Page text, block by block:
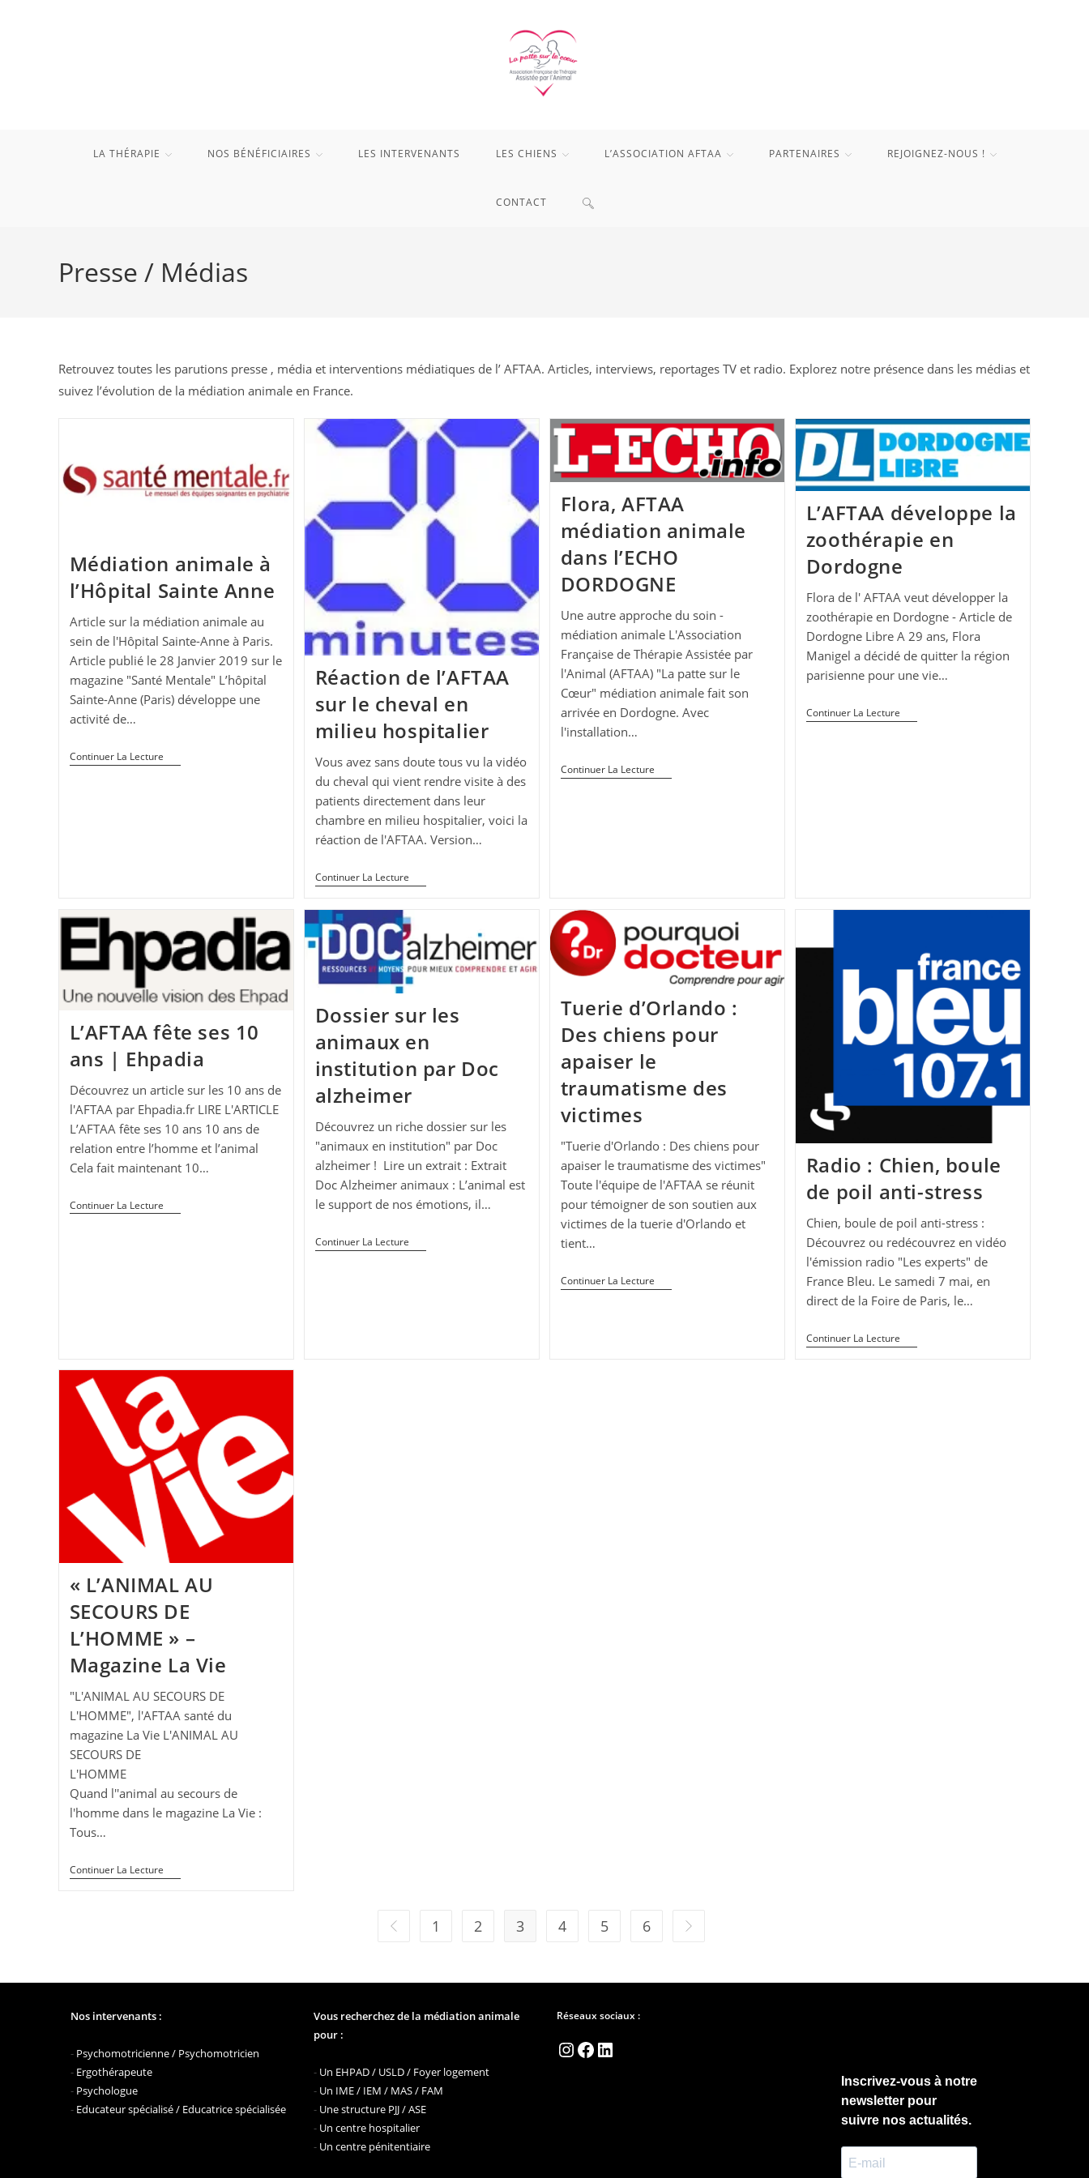
LA THÉRAPIE NOS BÉNÉFICIAIRES LES INTERVENANTS LES CHIENS L’ASSOCIATION AFTAA PARTENAIRES REJOIGNEZ-NOUS !
CONTACT TOGGLE
Presse / Médias
Retrouvez toutes les parutions presse , média et interventions médiatiques de l’ AFTAA. Articles, interviews, reportages TV et radio. Explorez notre présence dans les médias et
suivez l’évolution de la médiation animale en France.
Médiation animale à
l’Hôpital Sainte Anne
Article sur la médiation animale au
sein de l'Hôpital Sainte-Anne à Paris.
Article publié le 28 Janvier 2019 sur le
magazine "Santé Mentale" L’hôpital
Sainte-Anne (Paris) développe une
activité de…
Continuer La LectureMédiation
Animale
Réaction de l’AFTAA
sur le cheval en
milieu hospitalier
Vous avez sans doute tous vu la vidéo
du cheval qui vient rendre visite à des
patients directement dans leur
chambre en milieu hospitalier, voici la
réaction de l'AFTAA. Version…
Continuer La LectureRéaction
De
Sur
Le
Cheval
En
Milieu
Hospitalier
Flora, AFTAA
médiation animale
dans l’ECHO
DORDOGNE
Une autre approche du soin -
médiation animale L'Association
Française de Thérapie Assistée par
l'Animal (AFTAA) "La patte sur le
Cœur" médiation animale fait son
arrivée en Dordogne. Avec
l'installation…
Continuer La LectureFlora,
AFTAA
L’AFTAA développe la
zoothérapie en
Dordogne
Flora de l' AFTAA veut développer la
zoothérapie en Dordogne - Article de
Dordogne Libre A 29 ans, Flora
Manigel a décidé de quitter la région
parisienne pour une vie…
Continuer La LectureL’AFTAA
Développe
L’AFTAA fête ses 10
ans | Ehpadia
Découvrez un article sur les 10 ans de
l'AFTAA par Ehpadia.fr LIRE L'ARTICLE
L’AFTAA fête ses 10 ans 10 ans de
relation entre l’homme et l’animal
Cela fait maintenant 10…
Continuer La LectureL’AFTAA
Fête
Dossier sur les
animaux en
institution par Doc
alzheimer
Découvrez un riche dossier sur les
"animaux en institution" par Doc
alzheimer ! Lire un extrait : Extrait
Doc Alzheimer animaux : L’animal est
le support de nos émotions, il…
Continuer La LectureDossier
Sur
Tuerie d’Orlando :
Des chiens pour
apaiser le
traumatisme des
victimes
"Tuerie d'Orlando : Des chiens pour
apaiser le traumatisme des victimes"
Toute l'équipe de l'AFTAA se réunit
pour témoigner de son soutien aux
victimes de la tuerie d'Orlando et
tient…
Continuer La LectureTuerie
D’Orlando
Radio : Chien, boule
de poil anti-stress
Chien, boule de poil anti-stress :
Découvrez ou redécouvrez en vidéo
l'émission radio "Les experts" de
France Bleu. Le samedi 7 mai, en
direct de la Foire de Paris, le…
Continuer La LectureRadio
:
« L’ANIMAL AU
SECOURS DE
L’HOMME » –
Magazine La Vie
"L'ANIMAL AU SECOURS DE
L'HOMME", l'AFTAA santé du
magazine La Vie L'ANIMAL AU
SECOURS DE
L'HOMME
Quand l''animal au secours de
l'homme dans le magazine La Vie :
Tous…
Continuer La Lecture« L’ANIMAL
AU
Go to the previous page
1 2 3 4 5 6 Aller à la page suivante
Nos intervenants :
- Psychomotricienne / Psychomotricien
- Ergothérapeute
- Psychologue
- Educateur spécialisé / Educatrice spécialisée
Vous recherchez de la médiation animale
pour :
- Un EHPAD / USLD / Foyer logement
- Un IME / IEM / MAS / FAM
- Une structure PJJ / ASE
- Un centre hospitalier
- Un centre pénitentiaire
Réseaux sociaux :
Instagram
Facebook
LinkedIn